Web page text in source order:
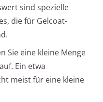
sind spezielle
die für Gelcoat-
Sie eine kleine Menge
Ein etwa
meist für eine kleine